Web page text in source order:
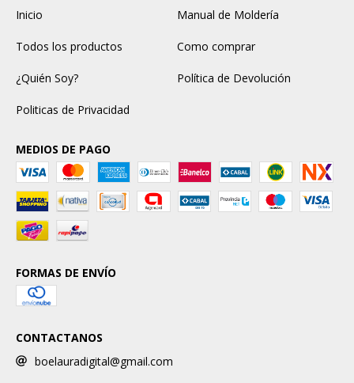
Inicio
Manual de Moldería
Todos los productos Como comprar
¿Quién Soy? Política de Devolución
Politicas de Privacidad
MEDIOS DE PAGO
FORMAS DE ENVÍO
CONTACTANOS
boelauradigital@gmail.com